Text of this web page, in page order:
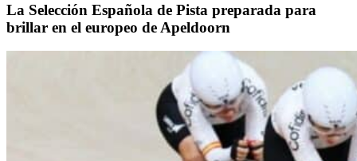
La Selección Española de Pista preparada para
brillar en el europeo de Apeldoorn